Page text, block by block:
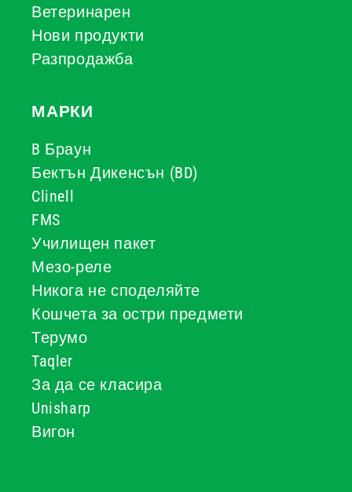
Ветеринарен
Нови продукти
Разпродажба
МАРКИ
B Браун
Бектън Дикенсън (BD)
Clinell
FMS
Училищен пакет
Мезо-реле
Никога не споделяйте
Кошчета за остри предмети
Терумо
Taqler
За да се класира
Unisharp
Вигон